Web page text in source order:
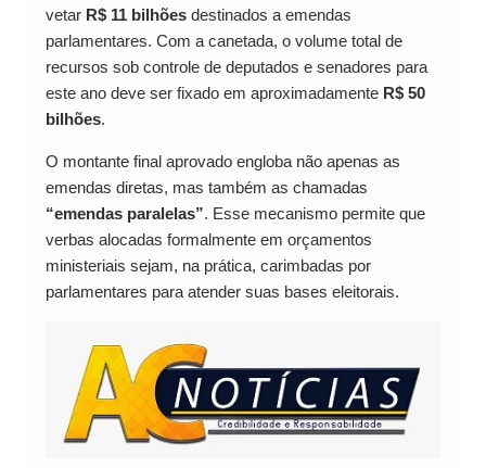
vetar R$ 11 bilhõesdestinados a emendas
parlamentares. Com a canetada, o volume total de
recursos sob controle de deputados e senadores para
este ano deve ser fixado em aproximadamente R$ 50
bilhões.
O montante final aprovado engloba não apenas as
emendas diretas, mas também as chamadas
“emendas paralelas”. Esse mecanismo permite que
verbas alocadas formalmente em orçamentos
ministeriais sejam, na prática, carimbadas por
parlamentares para atender suas bases eleitorais.